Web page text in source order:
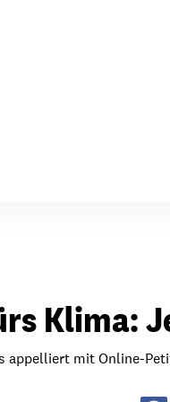
Wo wir
Wie wir
für Schule &
für Schule & Jugend
Klima:
appelliert mit Online-